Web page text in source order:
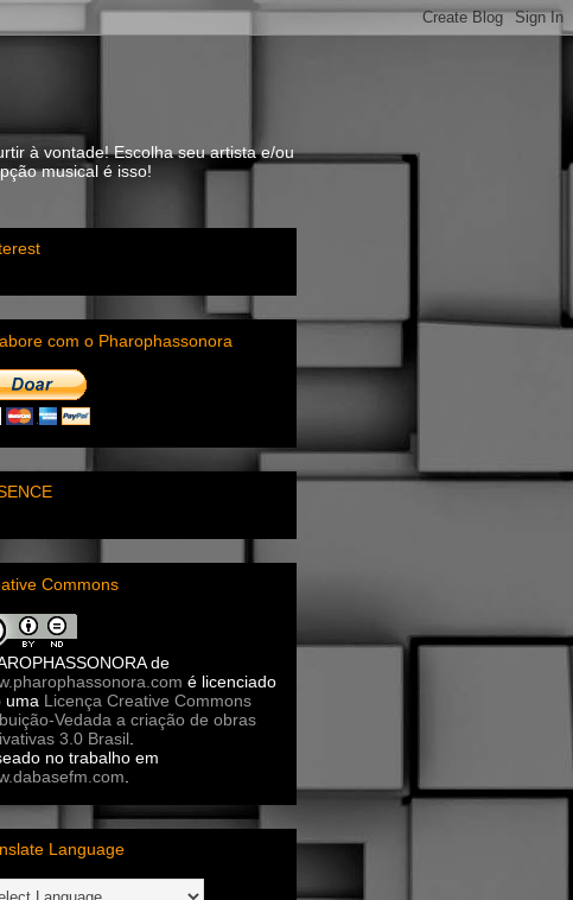
à vontade! Escolha seu artista e/ou
musical é isso!
com o Pharophassonora
Commons
de
é licenciado
uma Licença Creative Commons
Vedada a criação de obras
3.0 Brasil
no trabalho em
Language